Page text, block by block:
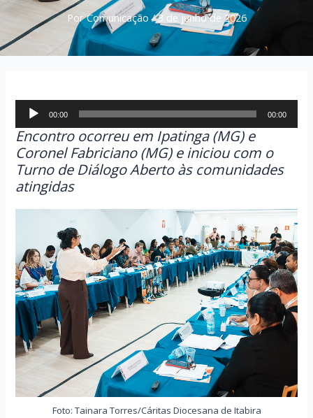
PorComunicação/3 de junho de 2026
Tocador
áudio
00:00 00:00
Encontro ocorreu em Ipatinga (MG) e
Coronel Fabriciano (MG) e iniciou com o
Turno de Diálogo Aberto às comunidades
atingidas
Foto: Tainara Torres/Cáritas Diocesana de Itabira